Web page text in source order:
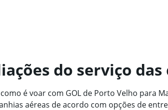
do serviço
é voar com GOL de Porto Velho para
aéreas de acordo com opções de